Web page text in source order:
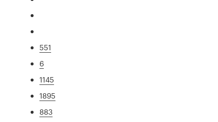
551
6
1145
1895
883